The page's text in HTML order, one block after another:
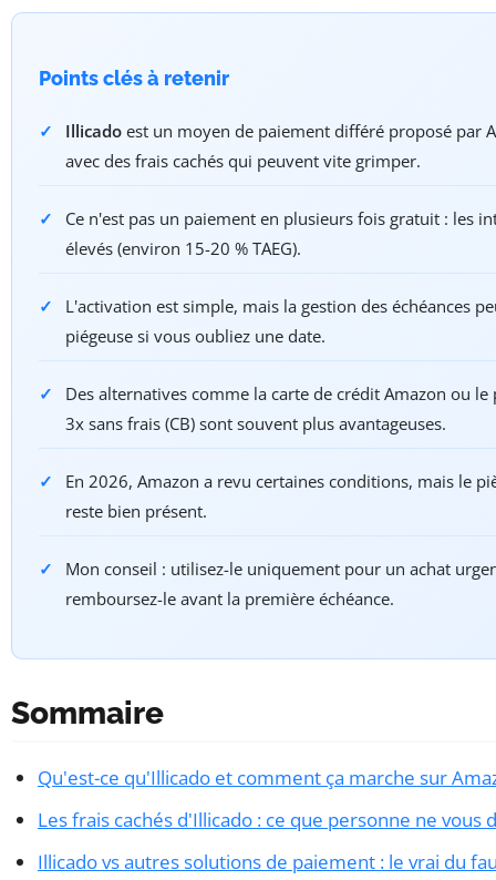
Points clés à retenir
Illicado est un moyen de paiement différé proposé par
avec des frais cachés qui peuvent vite grimper.
Ce n'est pas un paiement en plusieurs fois gratuit : les
élevés (environ 15-20 % TAEG).
L'activation est simple, mais la gestion des échéances
piégeuse si vous oubliez une date.
Des alternatives comme la carte de crédit Amazon ou le
3x sans frais (CB) sont souvent plus avantageuses.
En 2026, Amazon a revu certaines conditions, mais le
reste bien présent.
Mon conseil : utilisez-le uniquement pour un achat
remboursez-le avant la première échéance.
Sommaire
Qu'est-ce qu'Illicado et comment ça marche sur
Les frais cachés d'Illicado : ce que personne ne vous
Illicado vs autres solutions de paiement : le vrai du